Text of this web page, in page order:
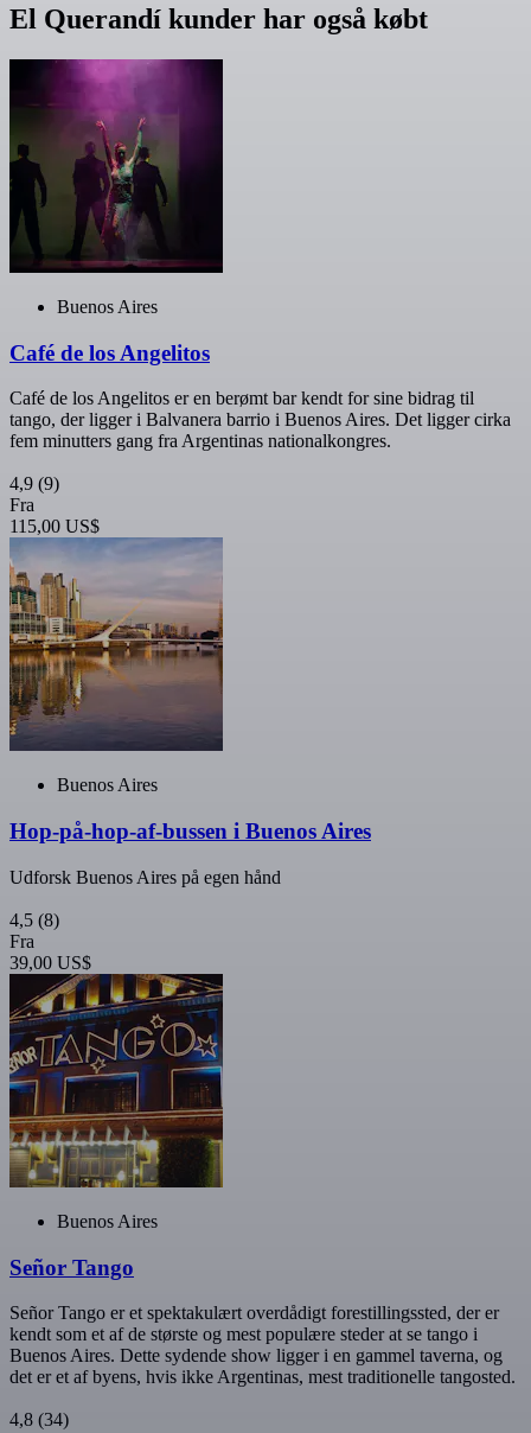
El Querandí kunder har også købt
Buenos Aires
Café de los Angelitos
Café de los Angelitos er en berømt bar kendt for sine bidrag til
tango, der ligger i Balvanera barrio i Buenos Aires. Det ligger cirka
fem minutters gang fra Argentinas nationalkongres.
4,9 (9)
Fra
115,00 US$
Buenos Aires
Hop-på-hop-af-bussen i Buenos Aires
Udforsk Buenos Aires på egen hånd
4,5 (8)
Fra
39,00 US$
Buenos Aires
Señor Tango
Señor Tango er et spektakulært overdådigt forestillingssted, der er
kendt som et af de største og mest populære steder at se tango i
Buenos Aires. Dette sydende show ligger i en gammel taverna, og
det er et af byens, hvis ikke Argentinas, mest traditionelle tangosted.
4,8 (34)